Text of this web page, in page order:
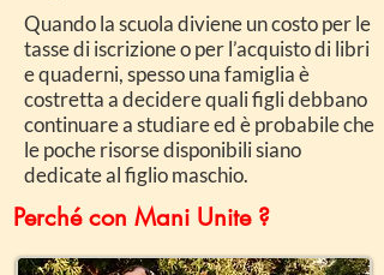
Quando la scuola diviene un costo per le
tasse di iscrizione o per l’acquisto di libri
e quaderni, spesso una famiglia è
costretta a decidere quali figli debbano
continuare a studiare ed è probabile che
le poche risorse disponibili siano
dedicate al figlio maschio.
Perché con Mani Unite ?